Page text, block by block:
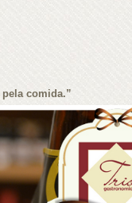
comida.”